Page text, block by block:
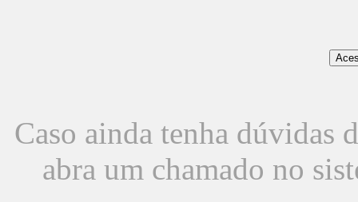
Caso ainda tenha dúvidas
abra um chamado no